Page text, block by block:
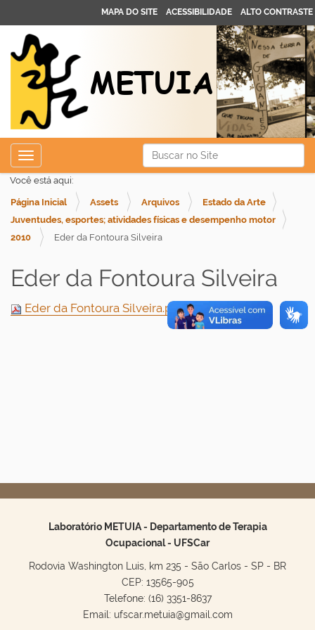
Busca
Busca Avançada…
MAPA DO SITE ACESSIBILIDADE ALTO CONTRASTE
Toggle navigation
Você está aqui:
Página Inicial Assets Arquivos
Estado da Arte
Juventudes, esportes; atividades físicas e desempenho motor
2010
Eder da Fontoura Silveira
Eder da Fontoura Silveira
Eder da Fontoura Silveira.pdf— 1.5 MB
Laboratório METUIA - Departamento de Terapia
Ocupacional - UFSCar
Rodovia Washington Luis, km 235 - São Carlos - SP - BR
CEP: 13565-905
Telefone: (16) 3351-8637
Email: ufscar.metuia@gmail.com